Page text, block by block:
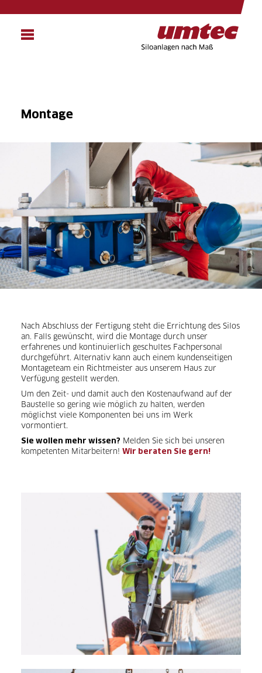
Inhalt
Montage
Nach Abschluss der Fertigung steht die Errichtung des Silos
an. Falls gewünscht, wird die Montage durch unser
erfahrenes und kontinuierlich geschultes Fachpersonal
durchgeführt. Alternativ kann auch einem kundenseitigen
Montageteam ein Richtmeister aus unserem Haus zur
Verfügung gestellt werden.
Um den Zeit- und damit auch den Kostenaufwand auf der
Baustelle so gering wie möglich zu halten, werden
möglichst viele Komponenten bei uns im Werk
vormontiert.
Sie wollen mehr wissen? Melden Sie sich bei unseren
kompetenten Mitarbeitern! Wir beraten Sie gern!